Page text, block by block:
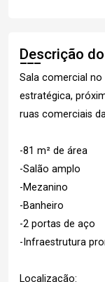
Descrição
Sala comercial
estratégica,
ruas comerciais
-81 m² de área
-Salão amplo
-Mezanino
-Banheiro
-2 portas de aço
-Infraestrutura
Localização: